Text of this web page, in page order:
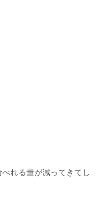
れる量が減ってきてし